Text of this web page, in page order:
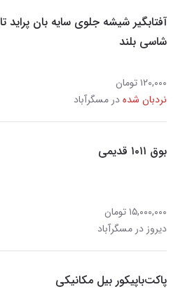
آفتابگیر شیشه جلوی سایه بان پراید تا
شاسی بلند
۱۲۰,۰۰۰ تومان
نردبان شدهدر مسگرآباد
بوق ۱۰۱۱ قدیمی
۱۵,۰۰۰,۰۰۰ تومان
دیروز در مسگرآباد
پاکت‌با‌پیکور بیل مکانیکی